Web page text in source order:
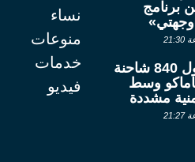
برنامج
مالي: وصول 840 شاحنة
وسط
مشددة
نساء
منوعات
خدمات
فيديو